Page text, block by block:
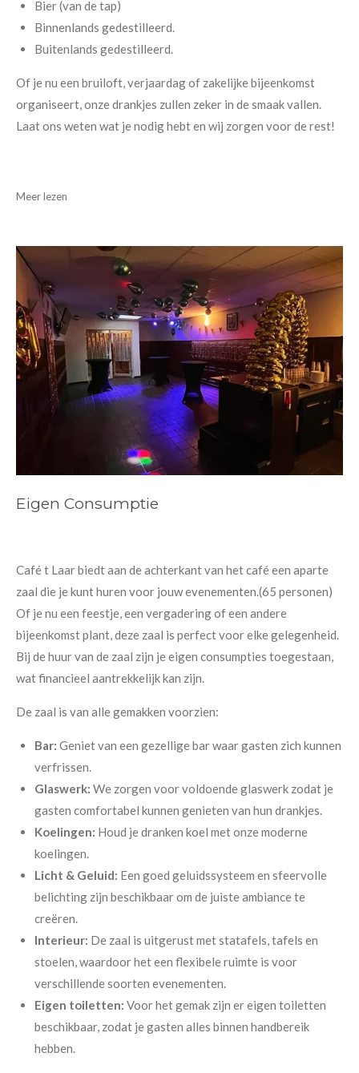
Bier (van de tap)
Binnenlands gedestilleerd.
Buitenlands gedestilleerd.
Of je nu een bruiloft, verjaardag of zakelijke bijeenkomst
organiseert, onze drankjes zullen zeker in de smaak vallen.
Laat ons weten wat je nodig hebt en wij zorgen voor de rest!
Meer lezen
Eigen Consumptie
Café t Laar biedt aan de achterkant van het café een aparte
zaal die je kunt huren voor jouw evenementen.(65 personen)
Of je nu een feestje, een vergadering of een andere
bijeenkomst plant, deze zaal is perfect voor elke gelegenheid.
Bij de huur van de zaal zijn je eigen consumpties toegestaan,
wat financieel aantrekkelijk kan zijn.
De zaal is van alle gemakken voorzien:
Bar: Geniet van een gezellige bar waar gasten zich kunnen
verfrissen.
Glaswerk: We zorgen voor voldoende glaswerk zodat je
gasten comfortabel kunnen genieten van hun drankjes.
Koelingen: Houd je dranken koel met onze moderne
koelingen.
Licht & Geluid: Een goed geluidssysteem en sfeervolle
belichting zijn beschikbaar om de juiste ambiance te
creëren.
Interieur: De zaal is uitgerust met statafels, tafels en
stoelen, waardoor het een flexibele ruimte is voor
verschillende soorten evenementen.
Eigen toiletten: Voor het gemak zijn er eigen toiletten
beschikbaar, zodat je gasten alles binnen handbereik
hebben.